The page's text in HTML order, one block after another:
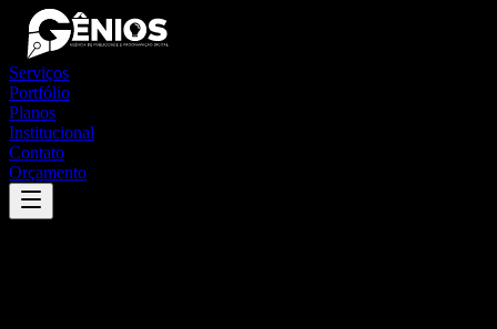
Serviços
Portfólio
Planos
Institucional
Contato
Orçamento